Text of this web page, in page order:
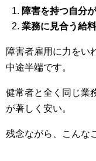
障害を持つ自分
業務に見合う給
障害者雇用に力をい
中途半端です。
健常者と全く同じ業
が著しく安い。
残念ながら、こんな